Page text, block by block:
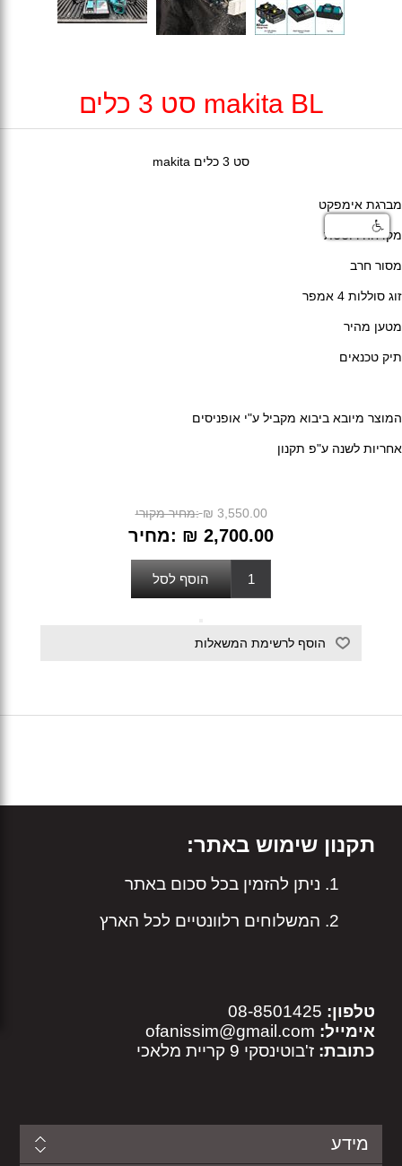
makita BL סט 3 כלים
סט 3 כלים makita
מברגת אימפקט
מקדחה רוטטת
מסור חרב
זוג סוללות 4 אמפר
מטען מהיר
תיק טכנאים
המוצר מיובא ביבוא מקביל ע"י אופניסים
אחריות לשנה ע"פ תקנון
מחיר מקורי: ₪ 3,550.00
מחיר: ₪ 2,700.00
תקנון שימוש באתר:
ניתן להזמין בכל סכום באתר
המשלוחים רלוונטיים לכל הארץ
טלפון:
אימייל: ofanissim@gmail.com
כתובת: ז'בוטינסקי 9 קריית מלאכי
מידע